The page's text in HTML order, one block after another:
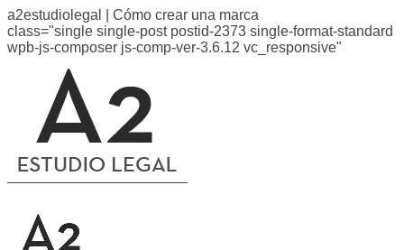
a2estudiolegal | Cómo crear una marca
class="single single-post postid-2373 single-format-standard
wpb-js-composer js-comp-ver-3.6.12 vc_responsive"